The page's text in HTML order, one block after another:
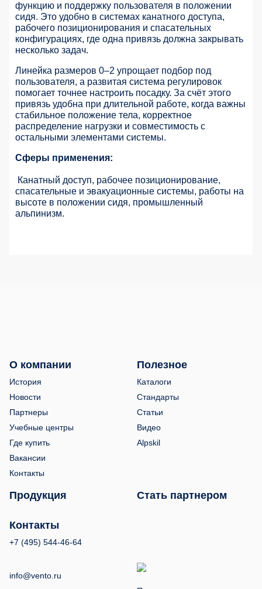
функцию и поддержку пользователя в положении
сидя. Это удобно в системах канатного доступа,
рабочего позиционирования и спасательных
конфигурациях, где одна привязь должна закрывать
несколько задач.
Линейка размеров 0–2 упрощает подбор под
пользователя, а развитая система регулировок
помогает точнее настроить посадку. За счёт этого
привязь удобна при длительной работе, когда важны
стабильное положение тела, корректное
распределение нагрузки и совместимость с
остальными элементами системы.
Сферы применения:
Канатный доступ, рабочее позиционирование,
спасательные и эвакуационные системы, работы на
высоте в положении сидя, промышленный
альпинизм.
О компании
История
Новости
Партнеры
Учебные центры
Где купить
Вакансии
Контакты
Полезное
Каталоги
Стандарты
Статьи
Видео
Alpskil
Продукция Стать партнером
Контакты
+7 (495) 544-46-64
info@vento.ru